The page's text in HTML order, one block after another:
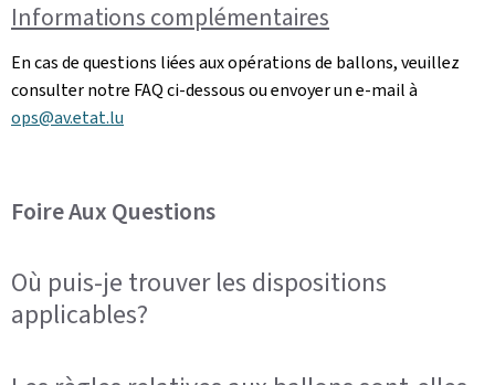
Informations complémentaires
En cas de questions liées aux opérations de ballons, veuillez
consulter notre FAQ ci-dessous ou envoyer un e-mail à
ops@av.etat.lu
Foire Aux Questions
Où puis-je trouver les dispositions
applicables?